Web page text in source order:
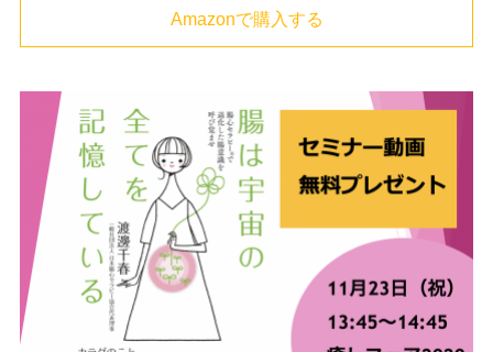
Amazonで購入する